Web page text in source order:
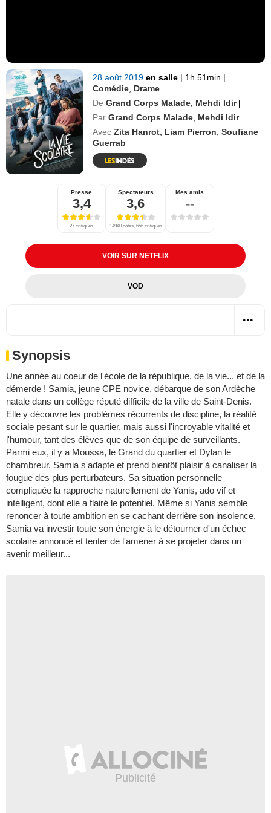
28 août 2019en salle | 1h 51min |
Comédie Drame
De Grand Corps Malade Mehdi Idir |
Par Grand Corps Malade Mehdi Idir
Avec Zita Hanrot Liam Pierron ,Soufiane
Guerrab
Presse
3,4
27 critiques
Spectateurs
3,6
14940 notes, 656 critiques
Mes amis
--
VOIR SUR NETFLIX
VOD
Synopsis
Une année au coeur de l'école de la république, de la vie... et de la
démerde ! Samia, jeune CPE novice, débarque de son Ardèche
natale dans un collège réputé difficile de la ville de Saint-Denis.
Elle y découvre les problèmes récurrents de discipline, la réalité
sociale pesant sur le quartier, mais aussi l'incroyable vitalité et
l'humour, tant des élèves que de son équipe de surveillants.
Parmi eux, il y a Moussa, le Grand du quartier et Dylan le
chambreur. Samia s'adapte et prend bientôt plaisir à canaliser la
fougue des plus perturbateurs. Sa situation personnelle
compliquée la rapproche naturellement de Yanis, ado vif et
intelligent, dont elle a flairé le potentiel. Même si Yanis semble
renoncer à toute ambition en se cachant derrière son insolence,
Samia va investir toute son énergie à le détourner d'un échec
scolaire annoncé et tenter de l'amener à se projeter dans un
avenir meilleur...